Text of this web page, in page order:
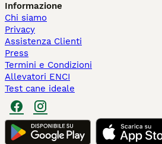
Informazione
Chi siamo
Privacy
Assistenza Clienti
Press
Termini e Condizioni
Allevatori ENCI
Test cane ideale